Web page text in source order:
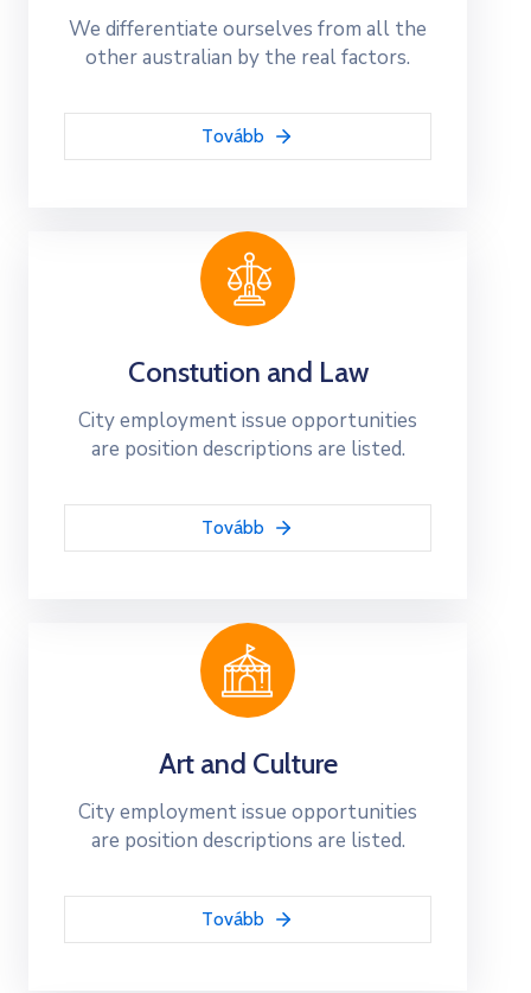
We differentiate ourselves from all the
other australian by the real factors.
Tovább
Constution and Law
City employment issue opportunities
are position descriptions are listed.
Tovább
Art and Culture
City employment issue opportunities
are position descriptions are listed.
Tovább